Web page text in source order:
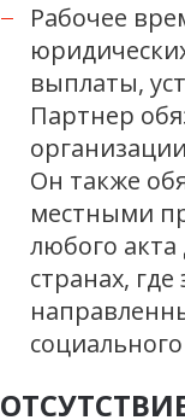
Рабочее
выплаты,
Партнер
Он также
местными
любого
странах,